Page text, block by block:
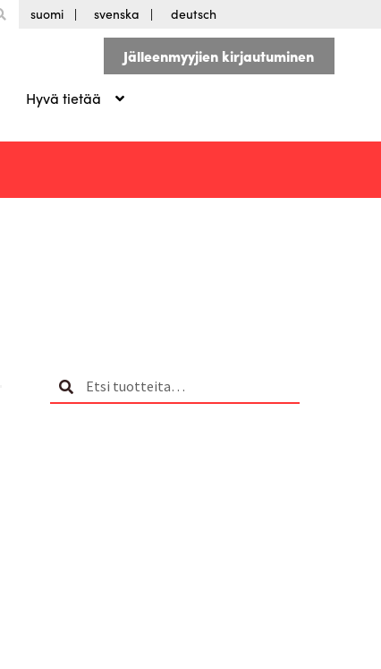
suomi svenska deutsch
Hyvä tietää
Jälleenmyyjien kirjautuminen
Etsi:
Haku